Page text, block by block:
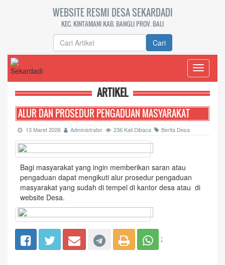
WEBSITE RESMI DESA SEKARDADI
KEC. KINTAMANI KAB. BANGLI PROV. BALI
Cari
Toggle
ARTIKEL
ALUR DAN PROSEDUR PENGADUAN MASYARAKAT
13 Maret 2026 Administrator 236 Kali Dibaca Berita Desa
Bagi masyarakat yang ingin memberikan saran atau
pengaduan dapat mengikuti alur prosedur pengaduan
masyarakat yang sudah di tempel di kantor desa atau di
website Desa.
;